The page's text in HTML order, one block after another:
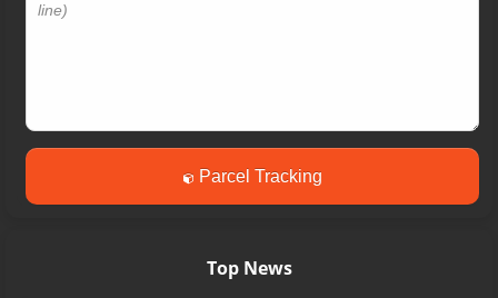
Parcel Tracking
Top News